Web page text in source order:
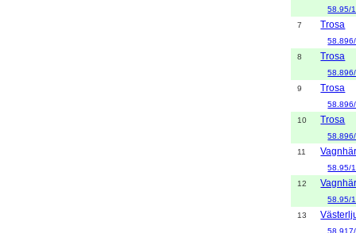
58.95/
7
Trosa
8
Trosa
9
Trosa
10
Trosa
11
58.95/
12
58.95/
13